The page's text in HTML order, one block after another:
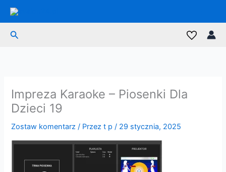
Przejdź
treściSzukaj
Impreza Karaoke – Piosenki Dla
Dzieci 19
Zostaw komentarz / Przezt p/ 29 stycznia, 2025